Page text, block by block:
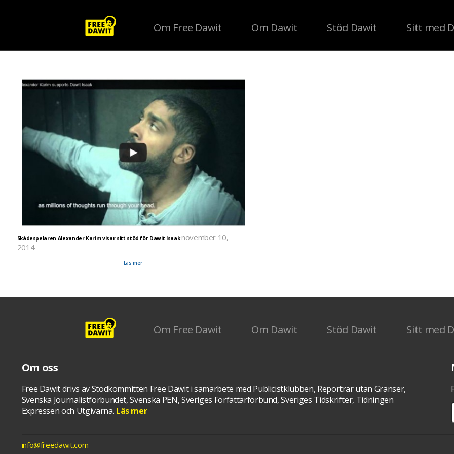
Om Free Dawit Om Dawit Stöd Dawit Sitt med
Skådespelaren Alexander Karim visar sitt stöd för Dawit Isaak november 10,
2014
Läs mer
Om Free Dawit Om Dawit Stöd Dawit Sitt med
Om oss
Free Dawit drivs av Stödkommitten Free Dawit i samarbete med Publicistklubben, Reportrar utan Gränser,
Svenska Journalistförbundet, Svenska PEN, Sveriges Författarförbund, Sveriges Tidskrifter, Tidningen
Expressen och Utgivarna. Läs mer
info@freedawit.com